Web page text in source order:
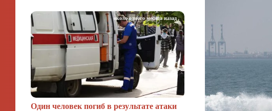
Один человек погиб в результате атаки
около одного месяца назад